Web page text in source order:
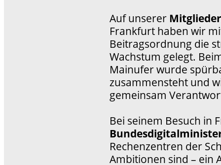
Auf unserer
Frankfurt haben wir
Beitragsordnung die
Wachstum gelegt.
Mainufer wurde
zusammensteht und
gemeinsam
Bei seinem Besuch in
Rechenzentren der
Ambitionen sind – ein